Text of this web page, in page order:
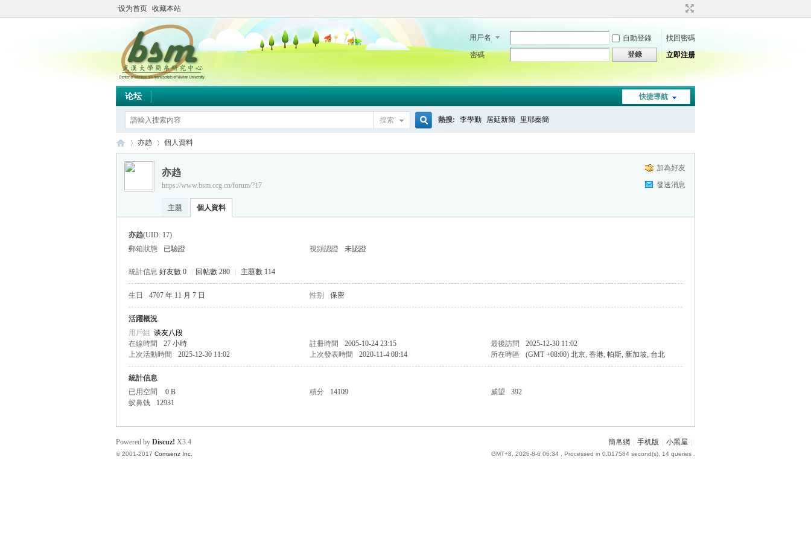
设为首页 收藏本站
用戶名 自動登錄
找回密碼
密碼
登錄 立即注册
快捷導航
论坛
搜索 熱搜: 李學勤 居延新簡 里耶秦簡
›
亦趋
›
個人資料
加為好友
發送消息
亦趋
https://www.bsm.org.cn/forum/?17
主題 個人資料
亦趋(UID: 17)
郵箱狀態
已驗證 視頻認證 未認證
統計信息 好友數 0 回帖數 280 主題數 114
生日 4707 年 11 月 7 日 性别 保密
活躍概況
用戶組 谈友八段
在線時間
27 小時 註冊時間 2005-10-24 23:15 最後訪問
2025-12-30 11:02
上次活動時間
2025-12-30 11:02 上次發表時間 2020-11-4 08:14 所在時區 (GMT +08:00) 北京, 香港, 帕斯, 新加坡, 台北
統計信息
已用空間
0 B 積分 14109 威望
392
蚁鼻钱
12931
簡帛網 手机版 小黑屋
GMT+8, 2026-8-6 06:34 , Processed in 0.017584 second(s), 14 queries .
Powered by Discuz! X3.4
© 2001-2017 Comsenz Inc.